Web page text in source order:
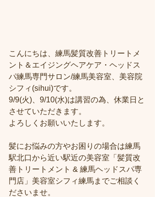
こんにちは、練馬髪質改善トリートメ
ント＆エイジングヘアケア・ヘッドス
パ練馬専門サロン/練馬美容室、美容院
シフィ(sihui)です。
9/9(火)、9/10(水)は講習の為、休業日と
させていただきます。
よろしくお願いいたします。
髪にお悩みの方やお困りの場合は練馬
駅北口から近い駅近の美容室「髪質改
善トリートメント & 練馬ヘッドスパ専
門店」美容室シフィ練馬までご相談く
ださいませ。